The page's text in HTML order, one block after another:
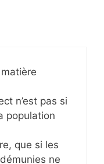
n’est pas si
population
que si les
ne